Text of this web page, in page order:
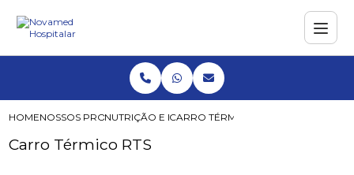
HOMENOSSOS PRODUTOSNUTRIÇÃO E DIETÉTICACARRO TÉRMICO RTS
Carro Térmico RTS